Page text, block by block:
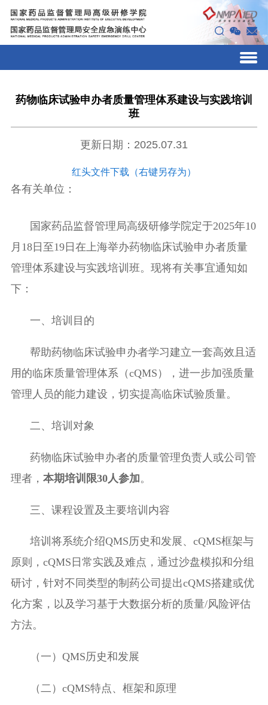
药物临床试验申办者质量管理体系建设与实践培训
班
更新日期：2025.07.31
红头文件下载（右键另存为）
各有关单位：
国家药品监督管理局高级研修学院定于2025年10
月 18日至19日在上海举办药物临床试验申办者质量
管理体系建设与实践培训班。现将有关事宜通知如
下：
一、培训目的
帮助药物临床试验申办者学习建立一套高效且适
用的临床质量管理体系（cQMS ）
，进一步加强质量
管理人员的能力建设，切实提高临床试验质量。
二、培训对象
药物临床试验申办者的质量管理负责人或公司管
理者， 本期培训限30人参加。
三、课程设置及主要培训内容
培训将系统介绍QMS历史和发展、 cQMS框架与
原则， cQMS 日常实践及难点，通过沙盘模拟和分组
研讨，针对不同类型的制药公司提出cQMS搭建或优
化方案， 以及学习基于大数据分析的质量/风险评估
方法。
（一） QMS历史和发展
（二） cQMS特点、框架和 原理